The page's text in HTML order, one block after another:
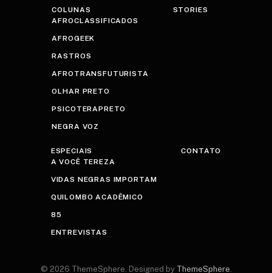
COLUNAS
AFROCLASSIFICADOS
AFROGEEK
RASTROS
AFROTRANSFUTURISTA
OLHAR PRETO
PSICOTERAPRETO
NEGRA VOZ
STORIES
ESPECIAIS
A VOCÊ TEREZA
VIDAS NEGRAS IMPORTAM
QUILOMBO ACADÊMICO
85
ENTREVISTAS
CONTATO
© 2026 ThemeSphere. Designed by ThemeSphere